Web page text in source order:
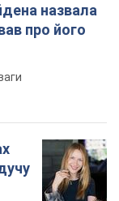
назвала
про його